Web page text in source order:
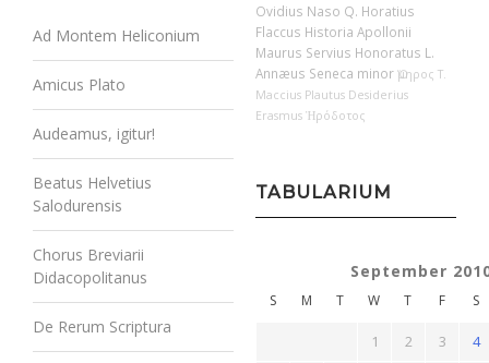
Ad Montem Heliconium
Amicus Plato
Audeamus, igitur!
Beatus Helvetius
Salodurensis
Chorus Breviarii
Didacopolitanus
De Rerum Scriptura
Ovidius Naso Q. Horatius
Flaccus Historia Apollonii
Maurus Servius Honoratus L.
Annæus Seneca minor Ὅμηρος T.
Maccius Plautus Desiderius
Erasmus Ἡρόδοτος
TABULARIUM
September
S M T W T F S
1 2 3
4